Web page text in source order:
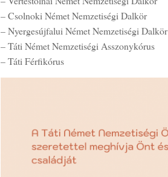
– Csolnoki Német Nemzetiségi Dalkör
– Nyergesújfalui Német Nemzetiségi Dalkör
– Táti Német Nemzetiségi Asszonykórus
– Táti Férfikórus